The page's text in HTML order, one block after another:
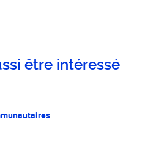
être intéressé